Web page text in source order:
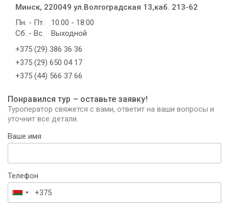
Минск, 220049 ул.Волгоградская 13,каб. 213-62
Пн. - Пт.
10:00 - 18:00
Сб. - Вс.
Выходной
+375 (29) 386 36 36
+375 (29) 650 04 17
+375 (44) 566 37 66
Понравился тур – оставьте заявку!
Туроператор свяжется с вами, ответит на ваши вопросы и
уточнит все детали.
Ваше имя
Телефон
Беларусь
+375